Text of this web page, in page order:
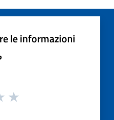
le informazioni